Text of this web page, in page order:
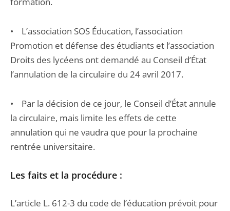
• L’association SOS Éducation, l’association
Promotion et défense des étudiants et l’association
Droits des lycéens ont demandé au Conseil d’État
l’annulation de la circulaire du 24 avril 2017.
• Par la décision de ce jour, le Conseil d’État annule
la circulaire, mais limite les effets de cette
annulation qui ne vaudra que pour la prochaine
rentrée universitaire.
Les faits et la procédure :
L’article L. 612-3 du code de l’éducation prévoit pour